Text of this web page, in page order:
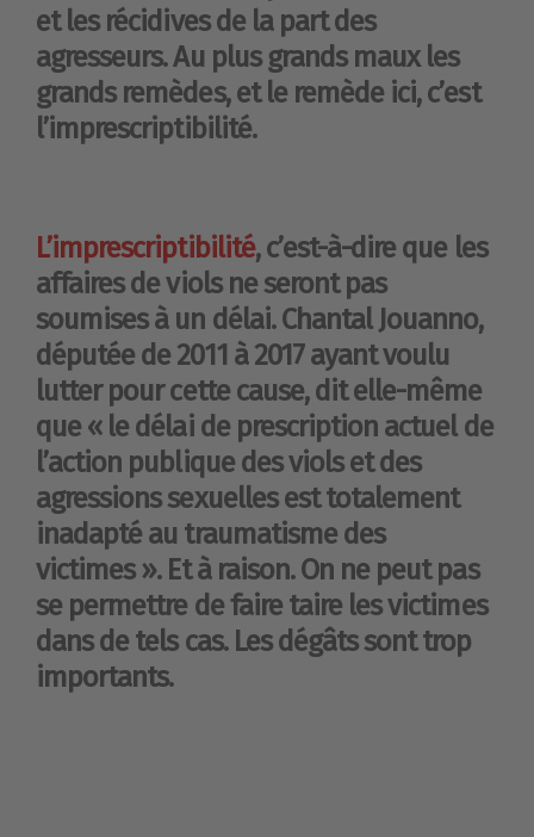
et les récidives de la part des
agresseurs. Au plus grands maux les
grands remèdes, et le remède ici, c’est
l’imprescriptibilité.
L’imprescriptibilité, c’est-à-dire que les
affaires de viols ne seront pas
soumises à un délai. Chantal Jouanno,
députée de 2011 à 2017 ayant voulu
lutter pour cette cause, dit elle-même
que « le délai de prescription actuel de
l’action publique des viols et des
agressions sexuelles est totalement
inadapté au traumatisme des
victimes ». Et à raison. On ne peut pas
se permettre de faire taire les victimes
dans de tels cas. Les dégâts sont trop
importants.